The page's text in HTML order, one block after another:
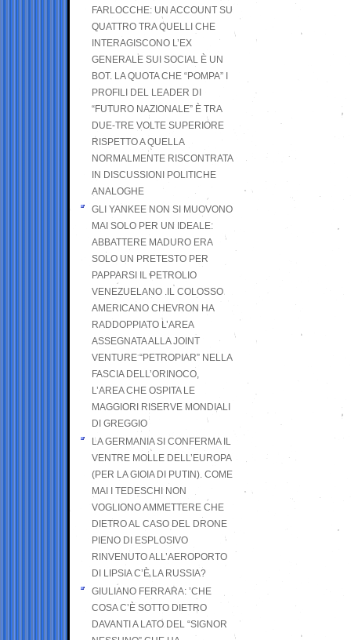
FARLOCCHE: UN ACCOUNT SU
QUATTRO TRA QUELLI CHE
INTERAGISCONO L’EX
GENERALE SUI SOCIAL È UN
BOT. LA QUOTA CHE “POMPA” I
PROFILI DEL LEADER DI
“FUTURO NAZIONALE” È TRA
DUE-TRE VOLTE SUPERIORE
RISPETTO A QUELLA
NORMALMENTE RISCONTRATA
IN DISCUSSIONI POLITICHE
ANALOGHE
GLI YANKEE NON SI MUOVONO
MAI SOLO PER UN IDEALE:
ABBATTERE MADURO ERA
SOLO UN PRETESTO PER
PAPPARSI IL PETROLIO
VENEZUELANO .IL COLOSSO
AMERICANO CHEVRON HA
RADDOPPIATO L’AREA
ASSEGNATA ALLA JOINT
VENTURE “PETROPIAR” NELLA
FASCIA DELL’ORINOCO,
L’AREA CHE OSPITA LE
MAGGIORI RISERVE MONDIALI
DI GREGGIO
LA GERMANIA SI CONFERMA IL
VENTRE MOLLE DELL’EUROPA
(PER LA GIOIA DI PUTIN). COME
MAI I TEDESCHI NON
VOGLIONO AMMETTERE CHE
DIETRO AL CASO DEL DRONE
PIENO DI ESPLOSIVO
RINVENUTO ALL’AEROPORTO
DI LIPSIA C’È LA RUSSIA?
GIULIANO FERRARA: ’CHE
COSA C’È SOTTO DIETRO
DAVANTI A LATO DEL “SIGNOR